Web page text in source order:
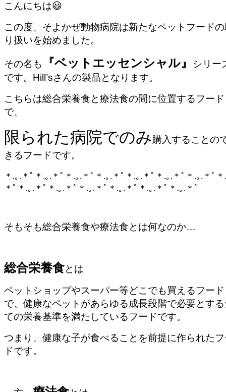
こんにちは😃
この度、そよかぜ動物病院は新たなペットフード
り扱いを始めました。
その名も 『ベットエッセンシャル』
シリー
です。 Hill’sさんの製品となります。
こちらは総合栄養食と療法食の間に位置するフード
で、
限られた病院でのみ購入することの
きるフードです。
＊ .｡ . ＊ﾟ＊ .｡ . ＊ﾟ＊ .｡ . ＊ﾟ＊ .｡ . ＊ﾟ＊ .｡ . ＊ﾟ＊ .｡ . ＊ﾟ＊ .｡ . ＊ﾟ＊ .
＊ﾟ ＊ .｡ . ＊ﾟ＊ .｡ . ＊ﾟ＊ .｡ . ＊ﾟ＊ .｡ . ＊ﾟ ＊ .｡ . ＊ﾟ＊ .｡ . ＊ﾟ
そもそも総合栄養食や療法食とは何なのか…
総合栄養食とは
ペットショップやスーパー等どこでも買えるフード
で、健康なペットがあらゆる成長段階で必要とす
ての栄養基準を満たしているフードです。
つまり、健康な子が食べることを前提に作られた
ドです。